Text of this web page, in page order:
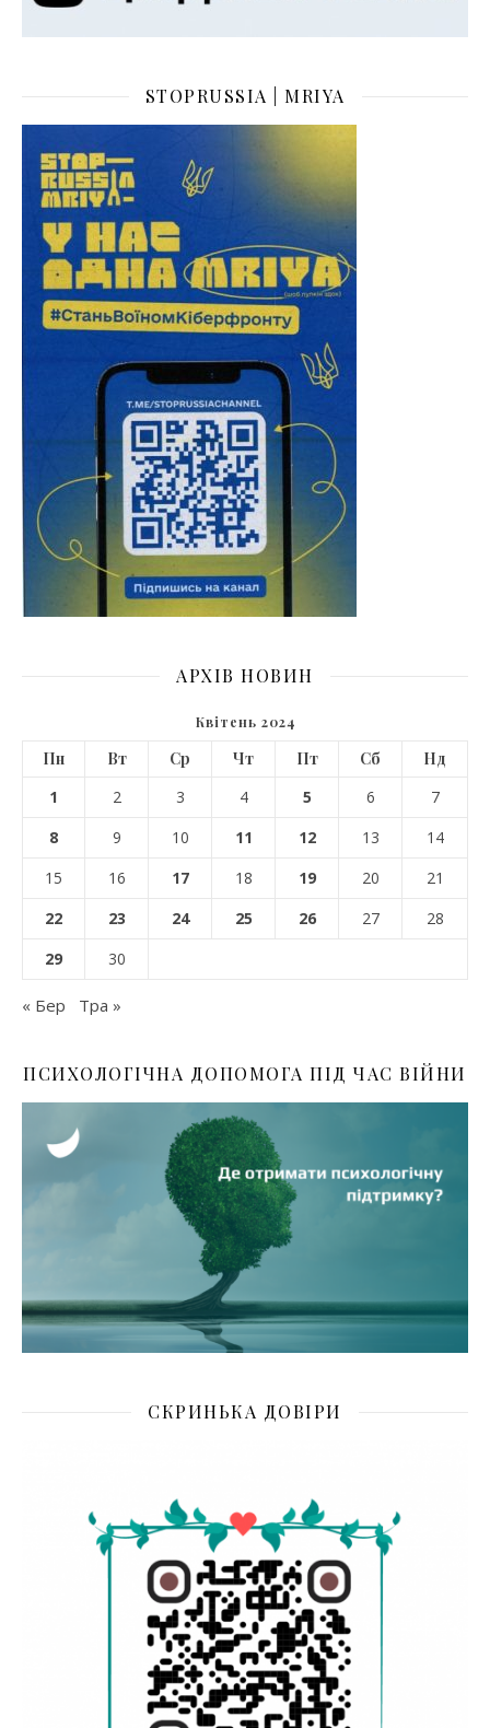
STOPRUSSIA | MRIYA
АРХІВ НОВИН
Квітень 2024
Пн Вт Ср Чт Пт Сб
Нд
1
2 3 4 5 6
7
8
9 10 11 12 13
14
15
16 17 18 19 20
21
22
23 24 25 26 27
28
29
30
« Бер Тра »
ПСИХОЛОГІЧНА ДОПОМОГА ПІД ЧАС ВІЙНИ
СКРИНЬКА ДОВІРИ